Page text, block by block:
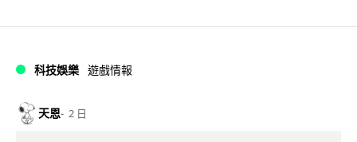
科技娛樂 遊戲情報
天恩 2 日